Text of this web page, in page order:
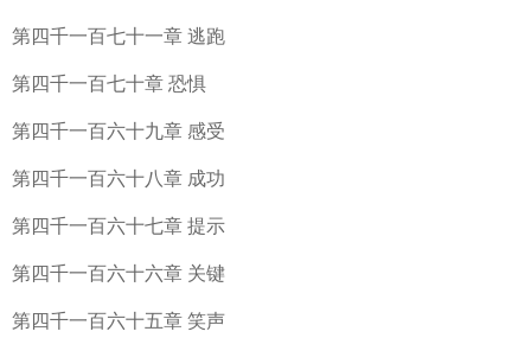
第四千一百七十一章 逃跑
第四千一百七十章 恐惧
第四千一百六十九章 感受
第四千一百六十八章 成功
第四千一百六十七章 提示
第四千一百六十六章 关键
第四千一百六十五章 笑声